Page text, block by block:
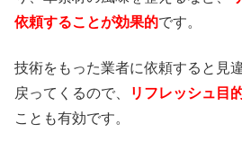
依頼することが効果的です。
技術をもった業者に依頼すると見
戻ってくるので、
リフレッシュ目
ことも有効です。